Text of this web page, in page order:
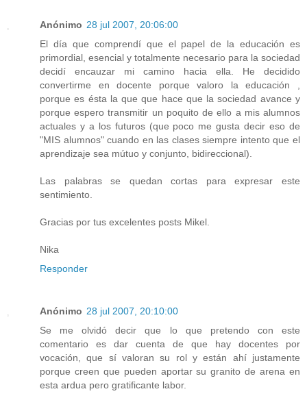
Anónimo 28 jul 2007, 20:06:00
El día que comprendí que el papel de la educación es
primordial, esencial y totalmente necesario para la sociedad
decidí encauzar mi camino hacia ella. He decidido
convertirme en docente porque valoro la educación ,
porque es ésta la que que hace que la sociedad avance y
porque espero transmitir un poquito de ello a mis alumnos
actuales y a los futuros (que poco me gusta decir eso de
"MIS alumnos" cuando en las clases siempre intento que el
aprendizaje sea mútuo y conjunto, bidireccional).
Las palabras se quedan cortas para expresar este
sentimiento.
Gracias por tus excelentes posts Mikel.
Nika
Responder
Anónimo 28 jul 2007, 20:10:00
Se me olvidó decir que lo que pretendo con este
comentario es dar cuenta de que hay docentes por
vocación, que sí valoran su rol y están ahí justamente
porque creen que pueden aportar su granito de arena en
esta ardua pero gratificante labor.